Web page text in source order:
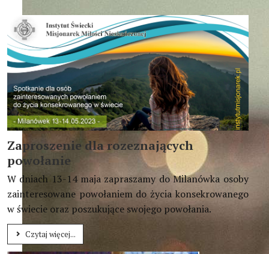
Zaproszenie dla rozeznających
powołanie
W dniach 13-14 maja zapraszamy do Milanówka osoby
zainteresowane powołaniem do życia konsekrowanego
w świecie oraz poszukujące swojego powołania.
Czytaj więcej...